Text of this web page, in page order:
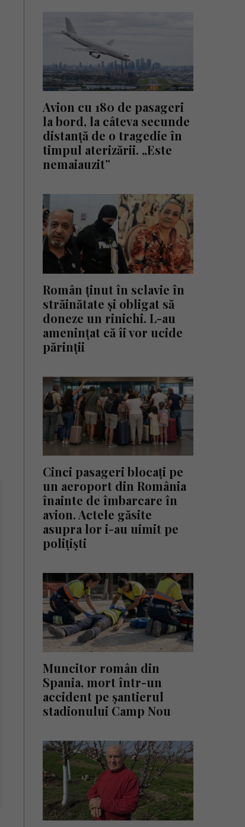
Avion cu 180 de pasageri
la bord, la câteva secunde
distanță de o tragedie în
timpul aterizării. „Este
nemaiauzit”
Român ținut în sclavie în
străinătate și obligat să
doneze un rinichi. L-au
amenințat că îi vor ucide
părinții
Cinci pasageri blocați pe
un aeroport din România
înainte de îmbarcare în
avion. Actele găsite
asupra lor i-au uimit pe
polițiști
Muncitor român din
Spania, mort într-un
accident pe șantierul
stadionului Camp Nou